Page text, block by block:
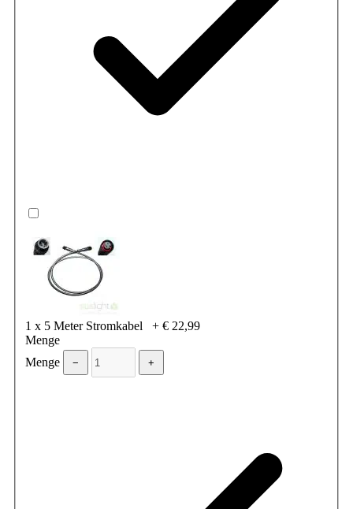
1 x 5 Meter Stromkabel + € 22,99
Menge
Menge
− +